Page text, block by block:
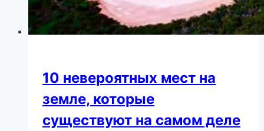
10 невероятных мест на
земле, которые
существуют на самом деле